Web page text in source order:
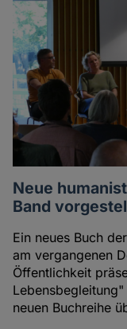
Neue
Band
Ein neues Buch
am vergangenen
Öffentlichkeit
neuen Buchreihe